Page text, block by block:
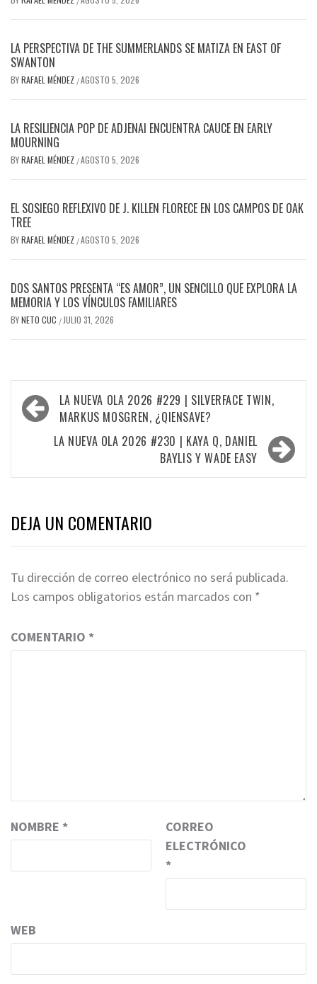
LA PERSPECTIVA DE THE SUMMERLANDS SE MATIZA EN EAST OF
SWANTON
BYRAFAEL MÉNDEZ /AGOSTO 5, 2026
LA RESILIENCIA POP DE ADJENAI ENCUENTRA CAUCE EN EARLY
MOURNING
BYRAFAEL MÉNDEZ /AGOSTO 5, 2026
EL SOSIEGO REFLEXIVO DE J. KILLEN FLORECE EN LOS CAMPOS DE OAK
TREE
BYRAFAEL MÉNDEZ /AGOSTO 5, 2026
DOS SANTOS PRESENTA “ES AMOR”, UN SENCILLO QUE EXPLORA LA
MEMORIA Y LOS VÍNCULOS FAMILIARES
BYNETO CUC / JULIO 31, 2026
Navegación
de
entradas
LA NUEVA OLA 2026 #229 | SILVERFACE TWIN,
MARKUS MOSGREN, ¿QIENSAVE?
LA NUEVA OLA 2026 #230 | KAYA Q, DANIEL
BAYLIS Y WADE EASY
DEJA UN COMENTARIO
Tu dirección de correo electrónico no será publicada.
Los campos obligatorios están marcados con *
COMENTARIO *
NOMBRE *
CORREO
ELECTRÓNICO
*
WEB